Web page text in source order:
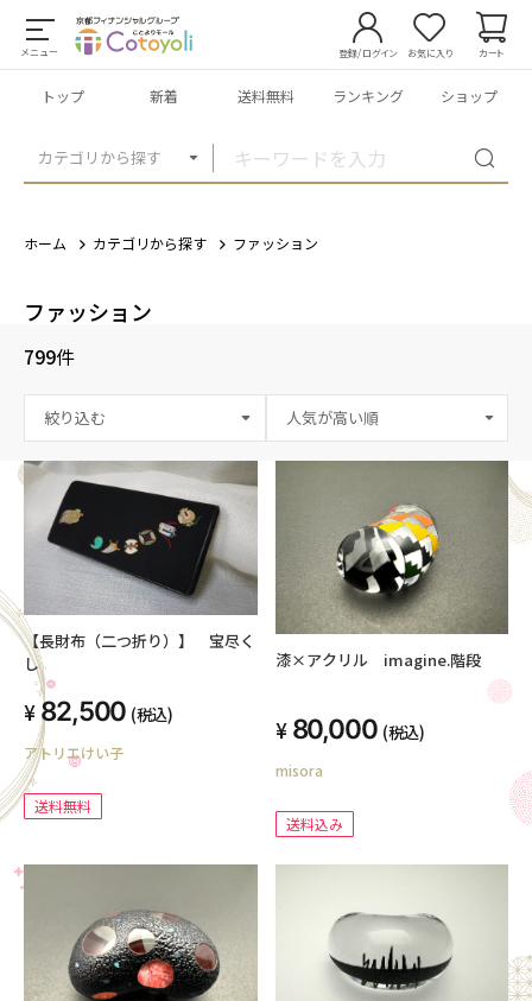
メニュー
カテゴリから探す
登録/ログイン お気に入り カート
トップ 新着 送料無料 ランキング ショップ
ホーム カテゴリから探す ファッション
ファッション
799件
絞り込む
【長財布（二つ折り）】 宝尽く
し
82,500 (税込)
アトリエけい子
送料無料
漆×アクリル imagine.階段
80,000 (税込)
misora
送料込み